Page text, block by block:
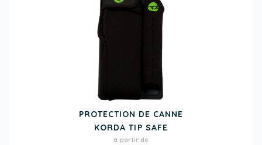
PROTECTION DE CANNE
KORDA TIP SAFE
Prix
à partir de